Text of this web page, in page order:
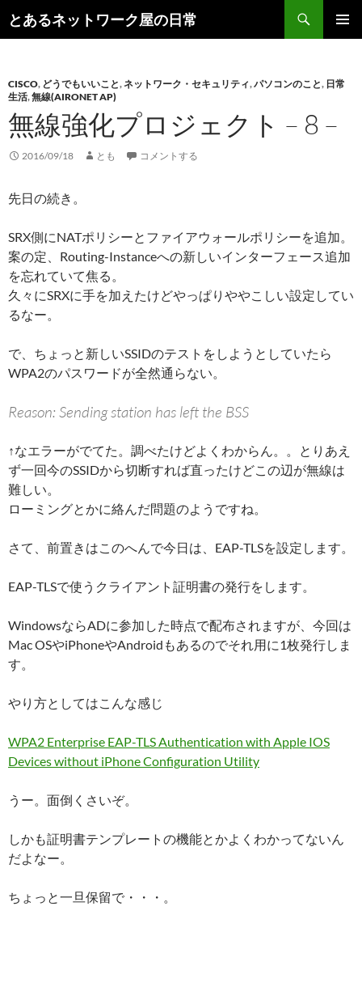
ン
ツ
へ
ス
キ
ッ
とあるネットワーク屋の日常
索
CISCO, どうでもいいこと,ネットワーク・セキュリティ,パソコンのこと, 日常
生活,無線(AIRONET AP)
無線強化プロジェクト – 8 –
2016/09/18 とも コメントする
先日の続き。
SRX側にNATポリシーとファイアウォールポリシーを追加。
案の定、Routing-Instanceへの新しいインターフェース追加
を忘れていて焦る。
久々にSRXに手を加えたけどやっぱりややこしい設定してい
るなー。
で、ちょっと新しいSSIDのテストをしようとしていたら
WPA2のパスワードが全然通らない。
Reason: Sending station has left the BSS
↑なエラーがでてた。調べたけどよくわからん。。とりあえ
ず一回今のSSIDから切断すれば直ったけどこの辺が無線は
難しい。
ローミングとかに絡んだ問題のようですね。
さて、前置きはこのへんで今日は、EAP-TLSを設定します。
EAP-TLSで使うクライアント証明書の発行をします。
WindowsならADに参加した時点で配布されますが、今回は
Mac OSやiPhoneやAndroidもあるのでそれ用に1枚発行しま
す。
やり方としてはこんな感じ
WPA2 Enterprise EAP-TLS Authentication with Apple IOS
Devices without iPhone Configuration Utility
うー。面倒くさいぞ。
しかも証明書テンプレートの機能とかよくわかってないん
だよなー。
ちょっと一旦保留で・・・。